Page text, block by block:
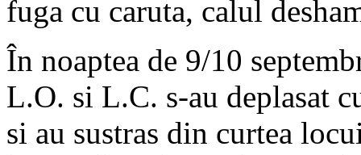
fuga cu caruta, calul
În noaptea de 9/10
L.O. si L.C. s-au deplasat
si au sustras din curtea